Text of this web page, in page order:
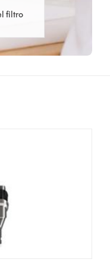
filtro